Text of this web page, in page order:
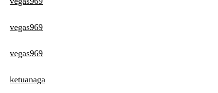
vegas969
vegas969
ketuanaga